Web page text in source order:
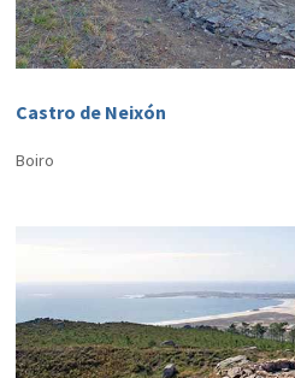
Castro de Neixón
Boiro